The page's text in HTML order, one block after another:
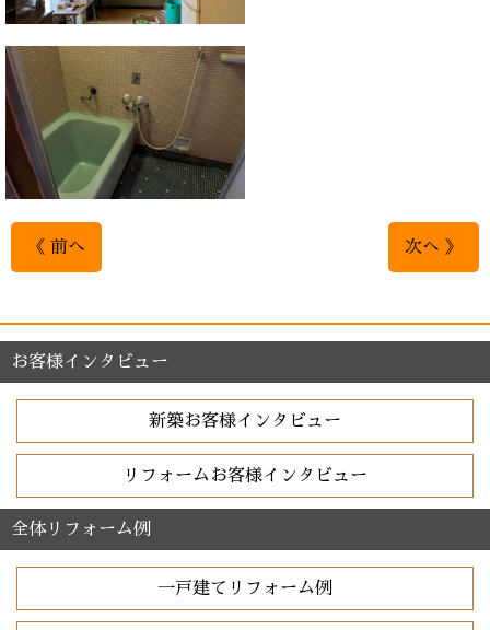
《 前へ 次へ 》
お客様インタビュー
新築お客様インタビュー
リフォームお客様インタビュー
全体リフォーム例
一戸建てリフォーム例